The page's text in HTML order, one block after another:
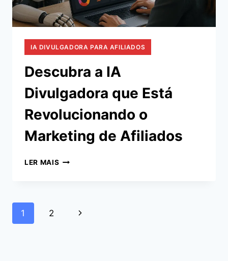
IA DIVULGADORA PARA AFILIADOS
Descubra a IA
Divulgadora que Está
Revolucionando o
Marketing de Afiliados
LER MAIS DESCUBRA
Navegação
1 2
Página